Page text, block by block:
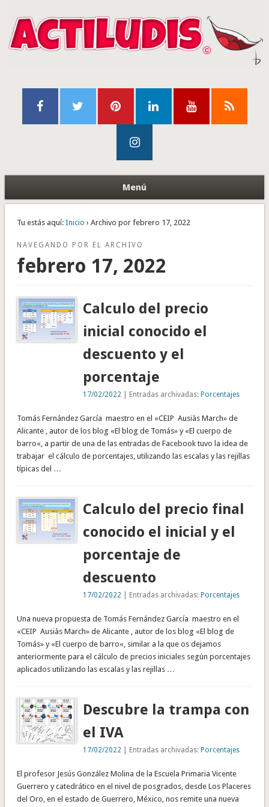
Menú
Tu estás aquí: Inicio › Archivo por febrero 17, 2022
NAVEGANDO POR EL ARCHIVO
febrero 17, 2022
Calculo del precio
inicial conocido el
descuento y el
porcentaje
17/02/2022 | Entradas archivadas:Porcentajes
Tomás Fernández García maestro en el «CEIP Ausiàs March» de
Alicante , autor de los blog «El blog de Tomás» y «El cuerpo de
barro«, a partir de una de las entradas de Facebook tuvo la idea de
trabajar el cálculo de porcentajes, utilizando las escalas y las rejillas
típicas del …
Calculo del precio final
conocido el inicial y el
porcentaje de
descuento
17/02/2022 | Entradas archivadas:Porcentajes
Una nueva propuesta de Tomás Fernández García maestro en el
«CEIP Ausiàs March» de Alicante , autor de los blog «El blog de
Tomás» y «El cuerpo de barro«, similar a la que os dejamos
anteriormente para el cálculo de precios iniciales según porcentajes
aplicados utilizando las escalas y las rejillas …
Descubre la trampa con
el IVA
17/02/2022 | Entradas archivadas:Porcentajes
El profesor Jesús González Molina de la Escuela Primaria Vicente
Guerrero y catedrático en el nivel de posgrados, desde Los Placeres
del Oro, en el estado de Guerrero, México, nos remite una nueva